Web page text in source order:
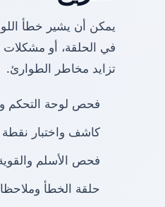
يمكن أن يشير خطأ
في الحلقة، أو مشكلات
تزايد مخاطر الطوارئ.
فحص لوحة التحكم
كاشف واختبار نقطة
فحص الأسلم
حلقة الخطأ